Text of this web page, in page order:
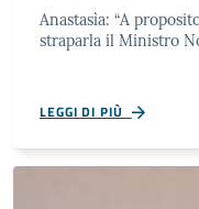
Anastasìa: “A
straparla il Ministro
LEGGI DI PIÙ